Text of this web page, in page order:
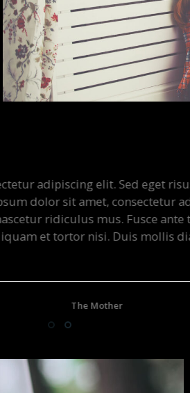
elit. Sed eget risus
sit amet, consectetur
ridiculus mus. Fusce ante tellus,
et tortor nisi. Duis mollis diam
The Mother